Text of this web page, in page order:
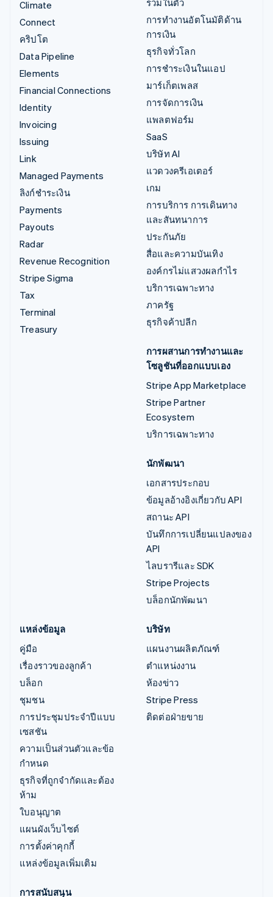
Climate
Connect
คริปโต
Data Pipeline
Elements
Financial Connections
Identity
Invoicing
Issuing
Link
Managed Payments
ลิงก์ชำระเงิน
Payments
Payouts
Radar
Revenue Recognition
Stripe Sigma
Tax
Terminal
Treasury
การทำงานอัตโนมัติด้าน
การเงิน
ธุรกิจทั่วโลก
การชำระเงินในแอป
มาร์เก็ตเพลส
การจัดการเงิน
แพลตฟอร์ม
SaaS
บริษัท AI
แวดวงครีเอเตอร์
เกม
การบริการ การเดินทาง
และสันทนาการ
ประกันภัย
สื่อและความบันเทิง
องค์กรไม่แสวงผลกำไร
บริการเฉพาะทาง
ภาครัฐ
ธุรกิจค้าปลีก
การผสานการทำงานและ
โซลูชันที่ออกแบบเอง
Stripe App Marketplace
Stripe Partner
Ecosystem
บริการเฉพาะทาง
นักพัฒนา
เอกสารประกอบ
ข้อมูลอ้างอิงเกี่ยวกับ API
สถานะ API
บันทึกการเปลี่ยนแปลงของ
API
ไลบรารีและ SDK
Stripe Projects
บล็อกนักพัฒนา
แหล่งข้อมูล
คู่มือ
เรื่องราวของลูกค้า
บล็อก
ชุมชน
การประชุมประจำปีแบบ
เซสชัน
ความเป็นส่วนตัวและข้อ
กำหนด
ธุรกิจที่ถูกจำกัดและต้อง
ห้าม
ใบอนุญาต
แผนผังเว็บไซต์
การตั้งค่าคุกกี้
แหล่งข้อมูลเพิ่มเติม
บริษัท
แผนงานผลิตภัณฑ์
ตำแหน่งงาน
ห้องข่าว
Stripe Press
ติดต่อฝ่ายขาย
การสนับสนุน